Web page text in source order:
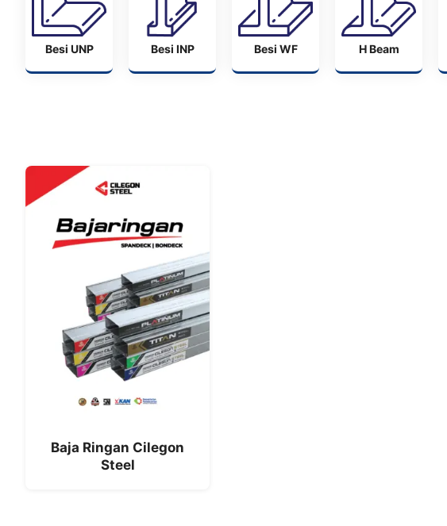
Besi UNP Besi INP Besi WF H Beam
Baja Ringan Cilegon
Steel